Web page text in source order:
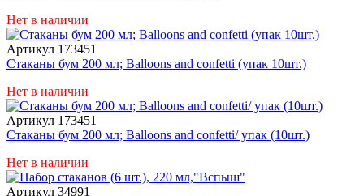
Нет в наличии
Артикул 173451
Стаканы бум 200 мл; Balloons and confetti (упак 10шт.)
Нет в наличии
Артикул 173451
Стаканы бум 200 мл; Balloons and confetti/ упак (10шт.)
Нет в наличии
Артикул 34991